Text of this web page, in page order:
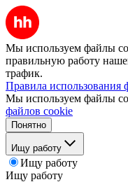
Мы используем файлы
правильную работу
трафик.
Правила использования
Мы используем файлы
файлов cookie
Понятно
Ищу работу
Ищу работу
Ищу работу